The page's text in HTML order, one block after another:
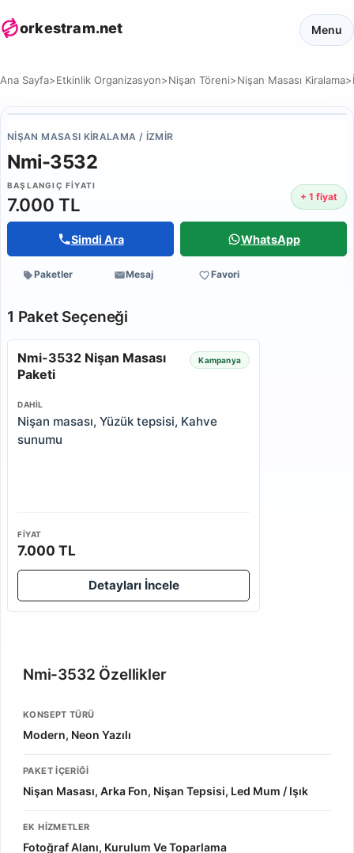
orkestram.net Menu
Ana Sayfa>Etkinlik Organizasyon>Nişan Töreni>Nişan Masası Kiralama>
NIŞAN MASASI KIRALAMA / İZMIR
Nmi-3532
BAŞLANGIÇ FIYATI
7.000 TL + 1 fiyat
Simdi Ara WhatsApp
Paketler Mesaj Favori
1 Paket Seçeneği
Nmi-3532 Nişan Masası
Paketi
Kampanya
DAHIL
Nişan masası, Yüzük tepsisi, Kahve
sunumu
FIYAT
7.000 TL
Detayları İncele
Nmi-3532 Özellikler
KONSEPT TÜRÜ
Modern, Neon Yazılı
PAKET İÇERIĞI
Nişan Masası, Arka Fon, Nişan Tepsisi, Led Mum / Işık
EK HIZMETLER
Fotoğraf Alanı, Kurulum Ve Toparlama